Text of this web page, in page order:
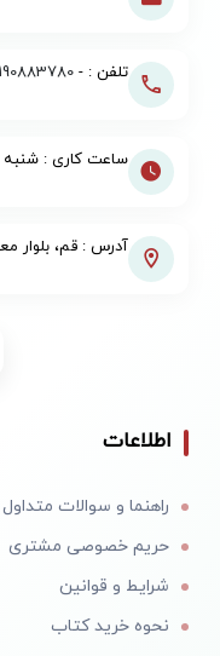
تلفن : -
ساعت کاری : شنبه تا
آدرس : قم، بلوار
اطلاعات
راهنما و سوالات متداول
حریم خصوصی مشتری
شرایط و قوانین
نحوه خرید کتاب